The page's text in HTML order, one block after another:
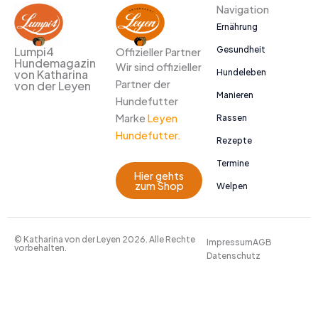
Lumpi4
Hundemagazin
von Katharina
von der Leyen
Offizieller Partner
Wir sind offizieller
Partner der
Hundefutter
Marke Leyen
Hundefutter.
Hier gehts
zum Shop
Navigation
Ernährung
Gesundheit
Hundeleben
Manieren
Rassen
Rezepte
Termine
Welpen
© Katharina von der Leyen 2026. Alle Rechte
vorbehalten.
ImpressumAGB
Datenschutz